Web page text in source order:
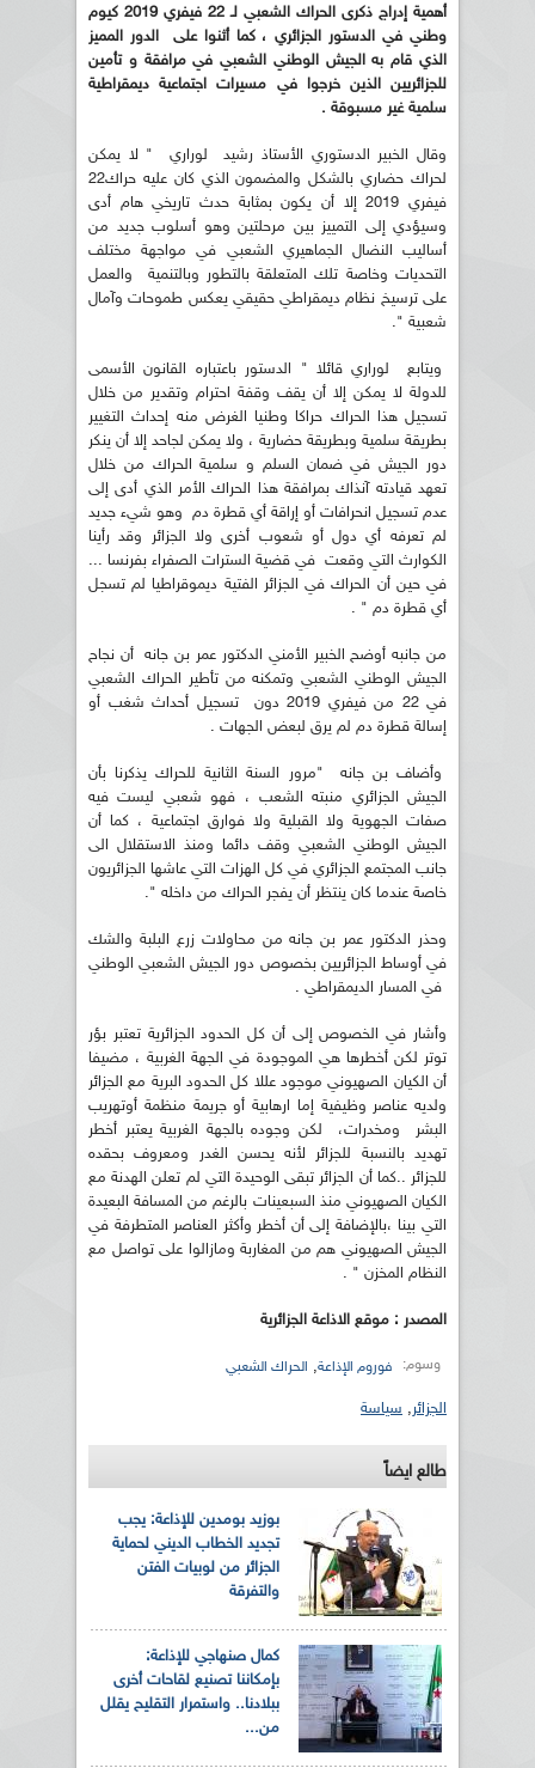
أهمية إدراج ذكرى الحراك الشعبي لـ 22 فيفري 2019 كيوم
وطني في الدستور الجزائري ، كما أثنوا على الدور المميز
الذي قام به الجيش الوطني الشعبي في مرافقة و تأمين
للجزائريين الذين خرجوا في مسيرات اجتماعية ديمقراطية
سلمية غير مسبوقة .
وقال الخبير الدستوري الأستاذ رشيد لوراري " لا يمكن
لحراك حضاري بالشكل والمضمون الذي كان عليه حراك22
فيفري 2019 إلا أن يكون بمثابة حدث تاريخي هام أدى
وسيؤدي إلى التمييز بين مرحلتين وهو أسلوب جديد من
أساليب النضال الجماهيري الشعبي في مواجهة مختلف
التحديات وخاصة تلك المتعلقة بالتطور وبالتنمية والعمل
على ترسيخ نظام ديمقراطي حقيقي يعكس طموحات وآمال
شعبية ".
ويتابع لوراري قائلا " الدستور باعتباره القانون الأسمى
للدولة لا يمكن إلا أن يقف وقفة احترام وتقدير من خلال
تسجيل هذا الحراك حراكا وطنيا الغرض منه إحداث التغيير
بطريقة سلمية وبطريقة حضارية ، ولا يمكن لجاحد إلا أن ينكر
دور الجيش في ضمان السلم و سلمية الحراك من خلال
تعهد قيادته آنذاك بمرافقة هذا الحراك الأمر الذي أدى إلى
عدم تسجيل انحرافات أو إراقة أي قطرة دم وهو شيء جديد
لم تعرفه أي دول أو شعوب أخرى ولا الجزائر وقد رأينا
الكوارث التي وقعت في قضية السترات الصفراء بفرنسا ...
في حين أن الحراك في الجزائر الفتية ديموقراطيا لم تسجل
أي قطرة دم " .
من جانبه أوضح الخبير الأمني الدكتور عمر بن جانه أن نجاح
الجيش الوطني الشعبي وتمكنه من تأطير الحراك الشعبي
في 22 من فيفري 2019 دون تسجيل أحداث شغب أو
إسالة قطرة دم لم يرق لبعض الجهات .
وأضاف بن جانه "مرور السنة الثانية للحراك يذكرنا بأن
الجيش الجزائري منبته الشعب ، فهو شعبي ليست فيه
صفات الجهوية ولا القبلية ولا فوارق اجتماعية ، كما أن
الجيش الوطني الشعبي وقف دائما ومنذ الاستقلال الى
جانب المجتمع الجزائري في كل الهزات التي عاشها الجزائريون
خاصة عندما كان ينتظر أن يفجر الحراك من داخله ".
وحذر الدكتور عمر بن جانه من محاولات زرع البلبة والشك
في أوساط الجزائريين بخصوص دور الجيش الشعبي الوطني
في المسار الديمقراطي .
وأشار في الخصوص إلى أن كل الحدود الجزائرية تعتبر بؤر
توتر لكن أخطرها هي الموجودة في الجهة الغربية ، مضيفا
أن الكيان الصهيوني موجود عللا كل الحدود البرية مع الجزائر
ولديه عناصر وظيفية إما ارهابية أو جريمة منظمة أوتهريب
البشر ومخدرات، لكن وجوده بالجهة الغربية يعتبر أخطر
تهديد بالنسبة للجزائر لأنه يحسن الغدر ومعروف بحقده
للجزائر ..كما أن الجزائر تبقى الوحيدة التي لم تعلن الهدنة مع
الكيان الصهيوني منذ السبعينات بالرغم من المسافة البعيدة
التي بينا ،بالإضافة إلى أن أخطر وأكثر العناصر المتطرفة في
الجيش الصهيوني هم من المغاربة ومازالوا على تواصل مع
النظام المخزن " .
المصدر : موقع الاذاعة الجزائرية
وسوم: فوروم الإذاعة, الحراك الشعبي
الجزائر, سياسة
طالع ايضاً
بوزيد بومدين للإذاعة: يجب
تجديد الخطاب الديني لحماية
الجزائر من لوبيات الفتن
والتفرقة
كمال صنهاجي للإذاعة:
بإمكاننا تصنيع لقاحات أخرى
ببلادنا.. واستمرار التقليح يقلل
من...